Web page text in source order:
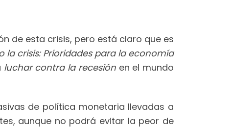
de esta crisis, pero está claro que es
la crisis: Prioridades para la economía
luchar contra la recesiónen el mundo
de política monetaria llevadas a
aunque no podrá evitar la peor de